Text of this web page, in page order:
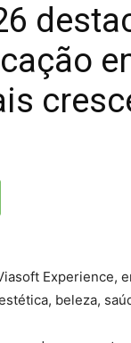
Experience,
beleza,